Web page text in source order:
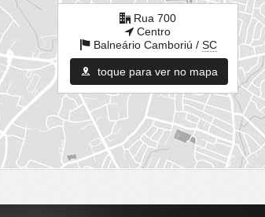
Rua 700
Centro
Balneário Camboriú / SC
toque para ver no mapa